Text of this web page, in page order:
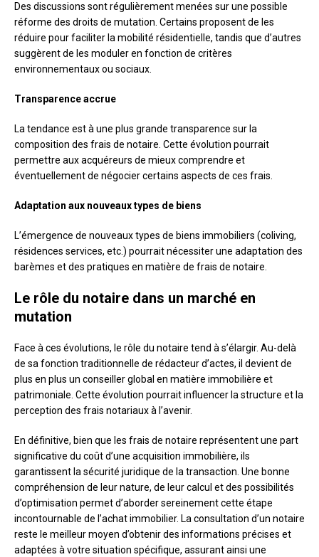
Des discussions sont régulièrement menées sur une possible
réforme des droits de mutation. Certains proposent de les
réduire pour faciliter la mobilité résidentielle, tandis que d’autres
suggèrent de les moduler en fonction de critères
environnementaux ou sociaux.
Transparence accrue
La tendance est à une plus grande transparence sur la
composition des frais de notaire. Cette évolution pourrait
permettre aux acquéreurs de mieux comprendre et
éventuellement de négocier certains aspects de ces frais.
Adaptation aux nouveaux types de biens
L’émergence de nouveaux types de biens immobiliers (coliving,
résidences services, etc.) pourrait nécessiter une adaptation des
barèmes et des pratiques en matière de frais de notaire.
Le rôle du notaire dans un marché en
mutation
Face à ces évolutions, le rôle du notaire tend à s’élargir. Au-delà
de sa fonction traditionnelle de rédacteur d’actes, il devient de
plus en plus un conseiller global en matière immobilière et
patrimoniale. Cette évolution pourrait influencer la structure et la
perception des frais notariaux à l’avenir.
En définitive, bien que les frais de notaire représentent une part
significative du coût d’une acquisition immobilière, ils
garantissent la sécurité juridique de la transaction. Une bonne
compréhension de leur nature, de leur calcul et des possibilités
d’optimisation permet d’aborder sereinement cette étape
incontournable de l’achat immobilier. La consultation d’un notaire
reste le meilleur moyen d’obtenir des informations précises et
adaptées à votre situation spécifique, assurant ainsi une